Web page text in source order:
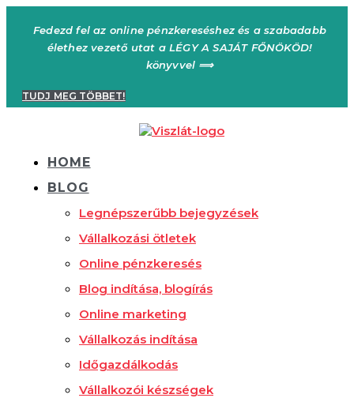
tartalomhoz
Fedezd fel az online pénzkereséshez és a szabadabb
élethez vezető utat a LÉGY A SAJÁT FŐNÖKÖD!
könyvvel ⟹
TUDJ MEG TÖBBET!
HOME
BLOG
Legnépszerűbb bejegyzések
Vállalkozási ötletek
Online pénzkeresés
Blog indítása, blogírás
Online marketing
Vállalkozás indítása
Időgazdálkodás
Vállalkozói készségek